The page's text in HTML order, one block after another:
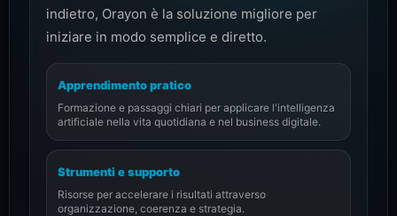
indietro, Orayon è la soluzione migliore per
iniziare in modo semplice e diretto.
Apprendimento pratico
Formazione e passaggi chiari per applicare l'intelligenza
artificiale nella vita quotidiana e nel business digitale.
Strumenti e supporto
Risorse per accelerare i risultati attraverso
organizzazione, coerenza e strategia.